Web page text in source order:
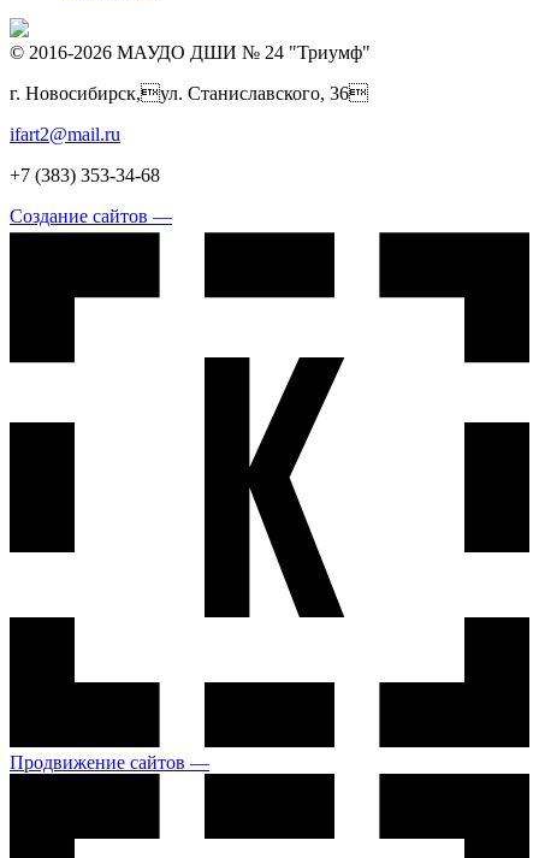
© 2016-2026 МАУДО ДШИ № 24 "Триумф"
г. Новосибирск,ул. Станиславского, 36
ifart2@mail.ru
+7 (383) 353-34-68
Создание сайтов —
Продвижение сайтов —